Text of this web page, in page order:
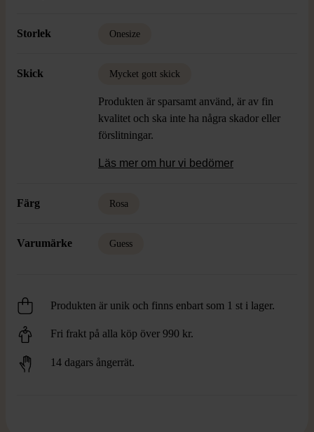
Storlek Onesize
Skick Mycket gott skick
Produkten är sparsamt använd, är av fin
kvalitet och ska inte ha några skador eller
förslitningar.
Läs mer om hur vi bedömer
Färg Rosa
Varumärke Guess
Produkten är unik och finns enbart som 1 st i lager.
Fri frakt på alla köp över 990 kr.
14 dagars ångerrät.